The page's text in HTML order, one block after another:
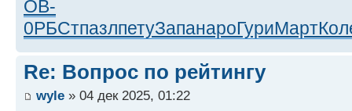
OB-
0РБСтпазлпетуЗапанароГуриМарт
Re: Вопрос по рейтингу
wyle » 04 дек 2025, 01:22